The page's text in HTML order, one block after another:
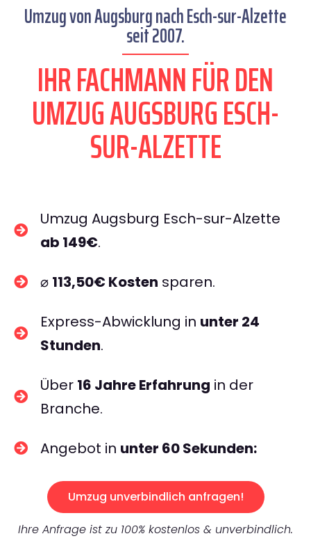
Umzug von Augsburg nach Esch-sur-Alzette
seit 2007.
IHR FACHMANN FÜR DEN
UMZUG AUGSBURG ESCH-
SUR-ALZETTE
Umzug Augsburg Esch-sur-Alzette
ab 149€.
⌀ 113,50€ Kosten sparen.
Express-Abwicklung in unter 24
Stunden.
Über 16 Jahre Erfahrung in der
Branche.
Angebot in unter 60 Sekunden:
Umzug unverbindlich anfragen!
Ihre Anfrage ist zu 100% kostenlos & unverbindlich.